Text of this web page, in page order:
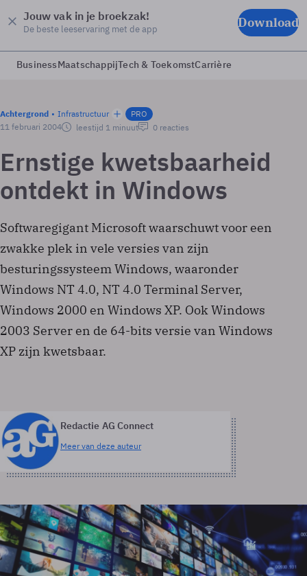
Jouw vak in je broekzak!
De beste leeservaring met de app Download
BusinessMaatschappijTech & ToekomstCarrière
Achtergrond Infrastructuur
PRO
11 februari 2004
leestijd 1 minuut 0 reacties
Ernstige kwetsbaarheid
ontdekt in Windows
Softwaregigant Microsoft waarschuwt voor een
zwakke plek in vele versies van zijn
besturingssysteem Windows, waaronder
Windows NT 4.0, NT 4.0 Terminal Server,
Windows 2000 en Windows XP. Ook Windows
2003 Server en de 64-bits versie van Windows
XP zijn kwetsbaar.
Redactie AG Connect
Meer van deze auteur